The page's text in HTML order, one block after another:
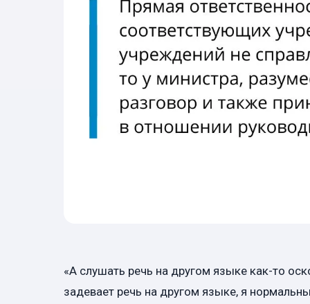
«А слушать речь на другом языке как-то
задевает речь на другом языке, я